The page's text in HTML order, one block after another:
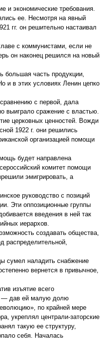
и экономические требования.
ее. Несмотря на явный
гг. он решительно настаивал
с коммунистами, если не
он наконец решился на новый
большая часть продукции,
и в этих условиях Ленин цепко
с первой, дала
выиграло сражение с властью.
церковных ценностей. Вожди
1922 г. они решились
организацией помощи
будет направлена
комитет помощи
эмигрировать, а
руководство с позиций
Эти оппозиционные группы
введения в ней так
иерархов.
создавать общества,
распределительной,
сумел наладить снабжение
вернется в привычное,
изъятие всего
— дав ей малую долю
по крайней мере
укреплял централи-заторские
такую ее структуру,
себя. Началась